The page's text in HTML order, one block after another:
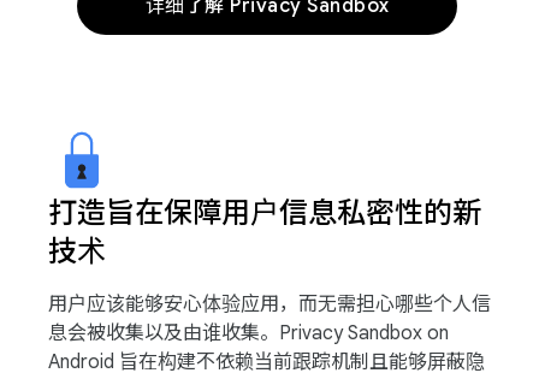
详细了解 Privacy Sandbox
打造旨在保障用户信息私密性的新
技术
用户应该能够安心体验应用，而无需担心哪些个人信
息会被收集以及由谁收集。Privacy Sandbox on
Android 旨在构建不依赖当前跟踪机制且能够屏蔽隐